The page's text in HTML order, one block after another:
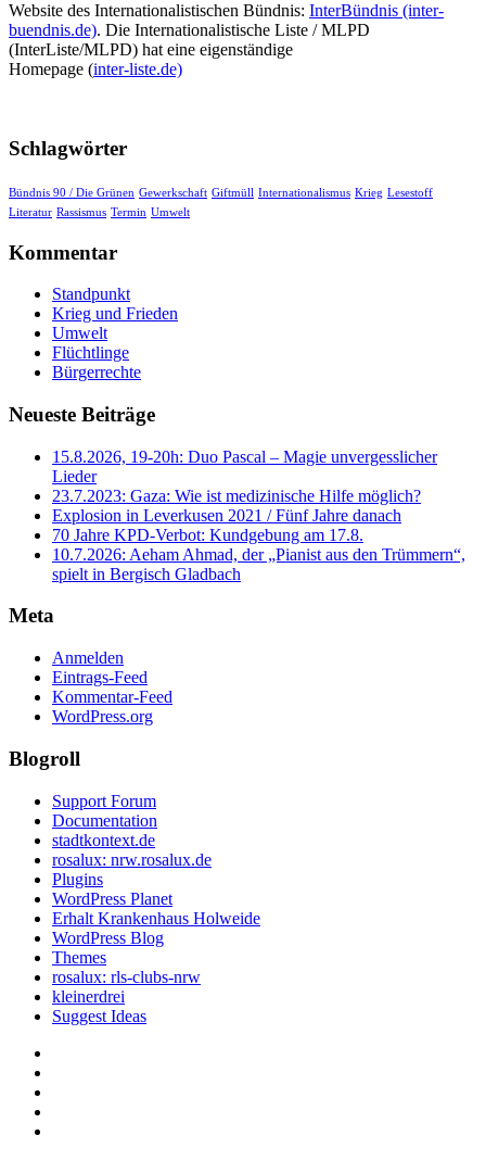
Website des Internationalistischen Bündnis: InterBündnis (inter-
buendnis.de). Die Internationalistische Liste / MLPD
(InterListe/MLPD) hat eine eigenständige
Homepage (inter-liste.de)
Schlagwörter
Bündnis 90 / Die Grünen Gewerkschaft Giftmüll Internationalismus Krieg Lesestoff
Literatur Rassismus Termin Umwelt
Kommentar
Standpunkt
Krieg und Frieden
Umwelt
Flüchtlinge
Bürgerrechte
Neueste Beiträge
15.8.2026, 19-20h: Duo Pascal – Magie unvergesslicher
Lieder
23.7.2023: Gaza: Wie ist medizinische Hilfe möglich?
Explosion in Leverkusen 2021 / Fünf Jahre danach
70 Jahre KPD‑Verbot: Kundgebung am 17.8.
10.7.2026: Aeham Ahmad, der „Pianist aus den Trümmern“,
spielt in Bergisch Gladbach
Meta
Anmelden
Eintrags-Feed
Kommentar-Feed
WordPress.org
Blogroll
Support Forum
Documentation
stadtkontext.de
rosalux: nrw.rosalux.de
Plugins
WordPress Planet
Erhalt Krankenhaus Holweide
WordPress Blog
Themes
rosalux: rls-clubs-nrw
kleinerdrei
Suggest Ideas